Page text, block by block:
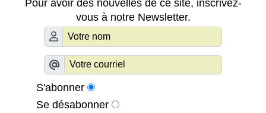
Pour avoir des nouvelles de ce site, inscrivez-
vous à notre Newsletter.
S'abonner
Se désabonner